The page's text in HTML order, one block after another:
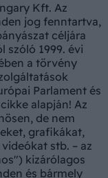
Kft. Az
jog fenntartva,
céljára
szóló 1999. évi
a törvény
Parlament és
alapján! Az
de nem
grafikákat,
stb. – az
kizárólagos
és bármely